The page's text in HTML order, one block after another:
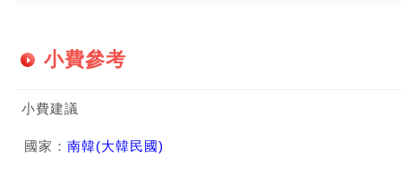
小費參考
小費建議
國家： 南韓(大韓民國)